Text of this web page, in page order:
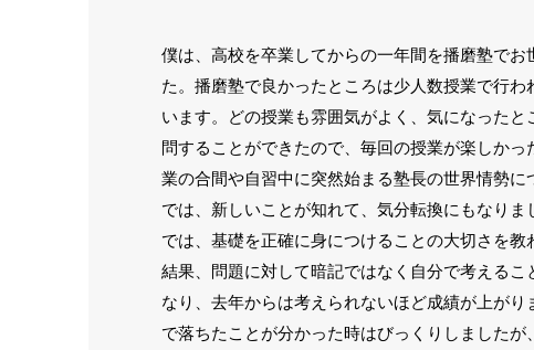
僕は、高校を卒業してからの一年間を播磨塾でお
た。播磨塾で良かったところは少人数授業で行わ
います。どの授業も雰囲気がよく、気になったと
問することができたので、毎回の授業が楽しかっ
業の合間や自習中に突然始まる塾長の世界情勢に
では、新しいことが知れて、気分転換にもなりま
では、基礎を正確に身につけることの大切さを教
結果、問題に対して暗記ではなく自分で考えるこ
なり、去年からは考えられないほど成績が上がり
で落ちたことが分かった時はびっくりしましたが